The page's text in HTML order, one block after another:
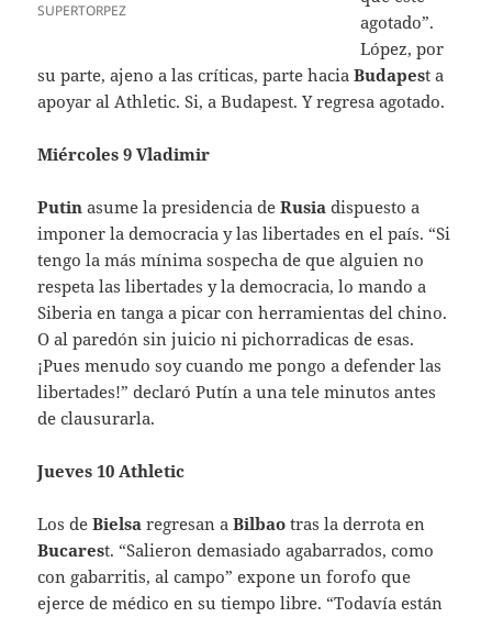
SUPERTORPEZ
agotado”.
López, por
su parte, ajeno a las críticas, parte haciaBudapest a
apoyar al Athletic. Si, a Budapest. Y regresa agotado.
Miércoles 9 Vladimir
Putin asume la presidencia deRusia dispuesto a
imponer la democracia y las libertades en el país. “Si
tengo la más mínima sospecha de que alguien no
respeta las libertades y la democracia, lo mando a
Siberia en tanga a picar con herramientas del chino.
O al paredón sin juicio ni pichorradicas de esas.
¡Pues menudo soy cuando me pongo a defender las
libertades!” declaró Putín a una tele minutos antes
de clausurarla.
Jueves 10 Athletic
Los deBielsa regresan aBilbao tras la derrota en
Bucarest. “Salieron demasiado agabarrados, como
con gabarritis, al campo” expone un forofo que
ejerce de médico en su tiempo libre. “Todavía están